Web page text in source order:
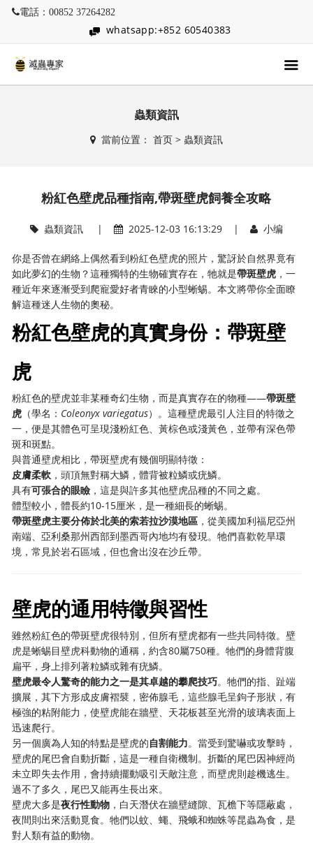
電話：00852 37264282
whatsapp:+852 60540383
蟲類資訊
當前位置： 首页> 蟲類資訊
粉紅色壁虎品種指南,帶斑壁虎飼養全攻略
蟲類資訊| 2025-12-03 16:13:29 | 小编
你是否曾在網絡上偶然看到粉紅色壁虎的照片，驚訝於自然界竟有
如此夢幻的生物？這種獨特的生物確實存在，牠就是帶斑壁虎 ，一
種近年來逐漸受到爬寵愛好者青睞的小型蜥蜴。本文將帶你全面瞭
解這種迷人生物的奧秘。
粉紅色壁虎的真實身份：帶斑壁
虎
粉紅色的壁虎並非某種奇幻生物，而是真實存在的物種——帶斑壁
虎 （學名： Coleonyx variegatus）。這種壁虎最引人注目的特徵之
一，便是其體色可呈現淺粉紅色、黃棕色或淺黃色，並帶有深色帶
斑和斑點。
與普通壁虎相比，帶斑壁虎有幾個明顯特徵：
皮膚柔軟 ，頭頂無對稱大鱗，體背被粒鱗或疣鱗。
具有可張合的眼瞼 ，這是與許多其他壁虎品種的不同之處。
體型較小，體長約10-15厘米，是一種細長的蜥蜴。
帶斑壁虎主要分佈於北美的索若拉沙漠地區 ，從美國加利福尼亞州
南端、亞利桑那州西部到墨西哥內地均有發現。牠們喜歡乾旱環
境，常見於岩石區域，但也會出沒在沙丘帶。
壁虎的通用特徵與習性
雖然粉紅色的帶斑壁虎很特別，但所有壁虎都有一些共同特徵。壁
虎是蜥蜴目壁虎科動物的通稱，約含80屬750種。牠們的身體背腹
扁平，身上排列著粒鱗或雜有疣鱗。
壁虎最令人驚奇的能力之一是其卓越的攀爬技巧。牠們的指、趾端
擴展，其下方形成皮膚褶襞，密佈腺毛，這些腺毛呈鉤子形狀，有
極強的粘附能力，使壁虎能在牆壁、天花板甚至光滑的玻璃表面上
迅速爬行。
另一個廣為人知的特點是壁虎的自割能力。當受到驚嚇或攻擊時，
壁虎的尾巴會自動折斷，這是一種自衛機制。折斷的尾巴因神經尚
未立即失去作用，會持續擺動吸引天敵注意，而壁虎則趁機逃生。
過不了多久，尾巴又能再生長出來。
壁虎大多是夜行性動物 ，白天潛伏在牆壁縫隙、瓦檐下等隱蔽處，
夜間則出來活動覓食。牠們以蚊、蠅、飛蛾和蜘蛛等昆蟲為食，是
對人類有益的動物。